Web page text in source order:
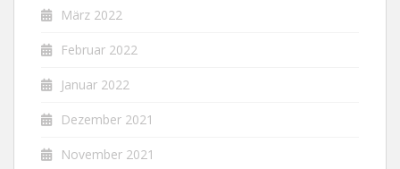
März 2022
Februar 2022
Januar 2022
Dezember 2021
November 2021